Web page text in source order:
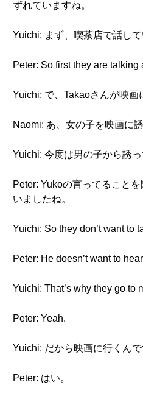
ずれていますね。
Yuichi: まず、喫茶店で話して
Peter: So first they are talking
Yuichi: で、Takaoさんが映画
Naomi: あ、女の子を映画に
Yuichi: 今度は男の子から誘っ
Peter: Yukoの言ってること
いましたね。
Yuichi: So they don’t want to
Peter: He doesn’t want to
Yuichi: That’s why they go to
Peter: Yeah.
Yuichi: だから映画に行くんで
Peter: はい。